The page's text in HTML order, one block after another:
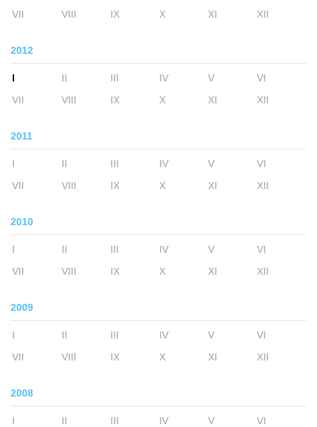
VII
VIII IX X XI XII
2012
I II III IV V
VI
VII
VIII IX X XI XII
2011
I II III IV V
VI
VII
VIII IX X XI XII
2010
I II III IV V
VI
VII
VIII IX X XI XII
2009
I II III IV V
VI
VII
VIII IX X XI XII
2008
I II III IV V
VI